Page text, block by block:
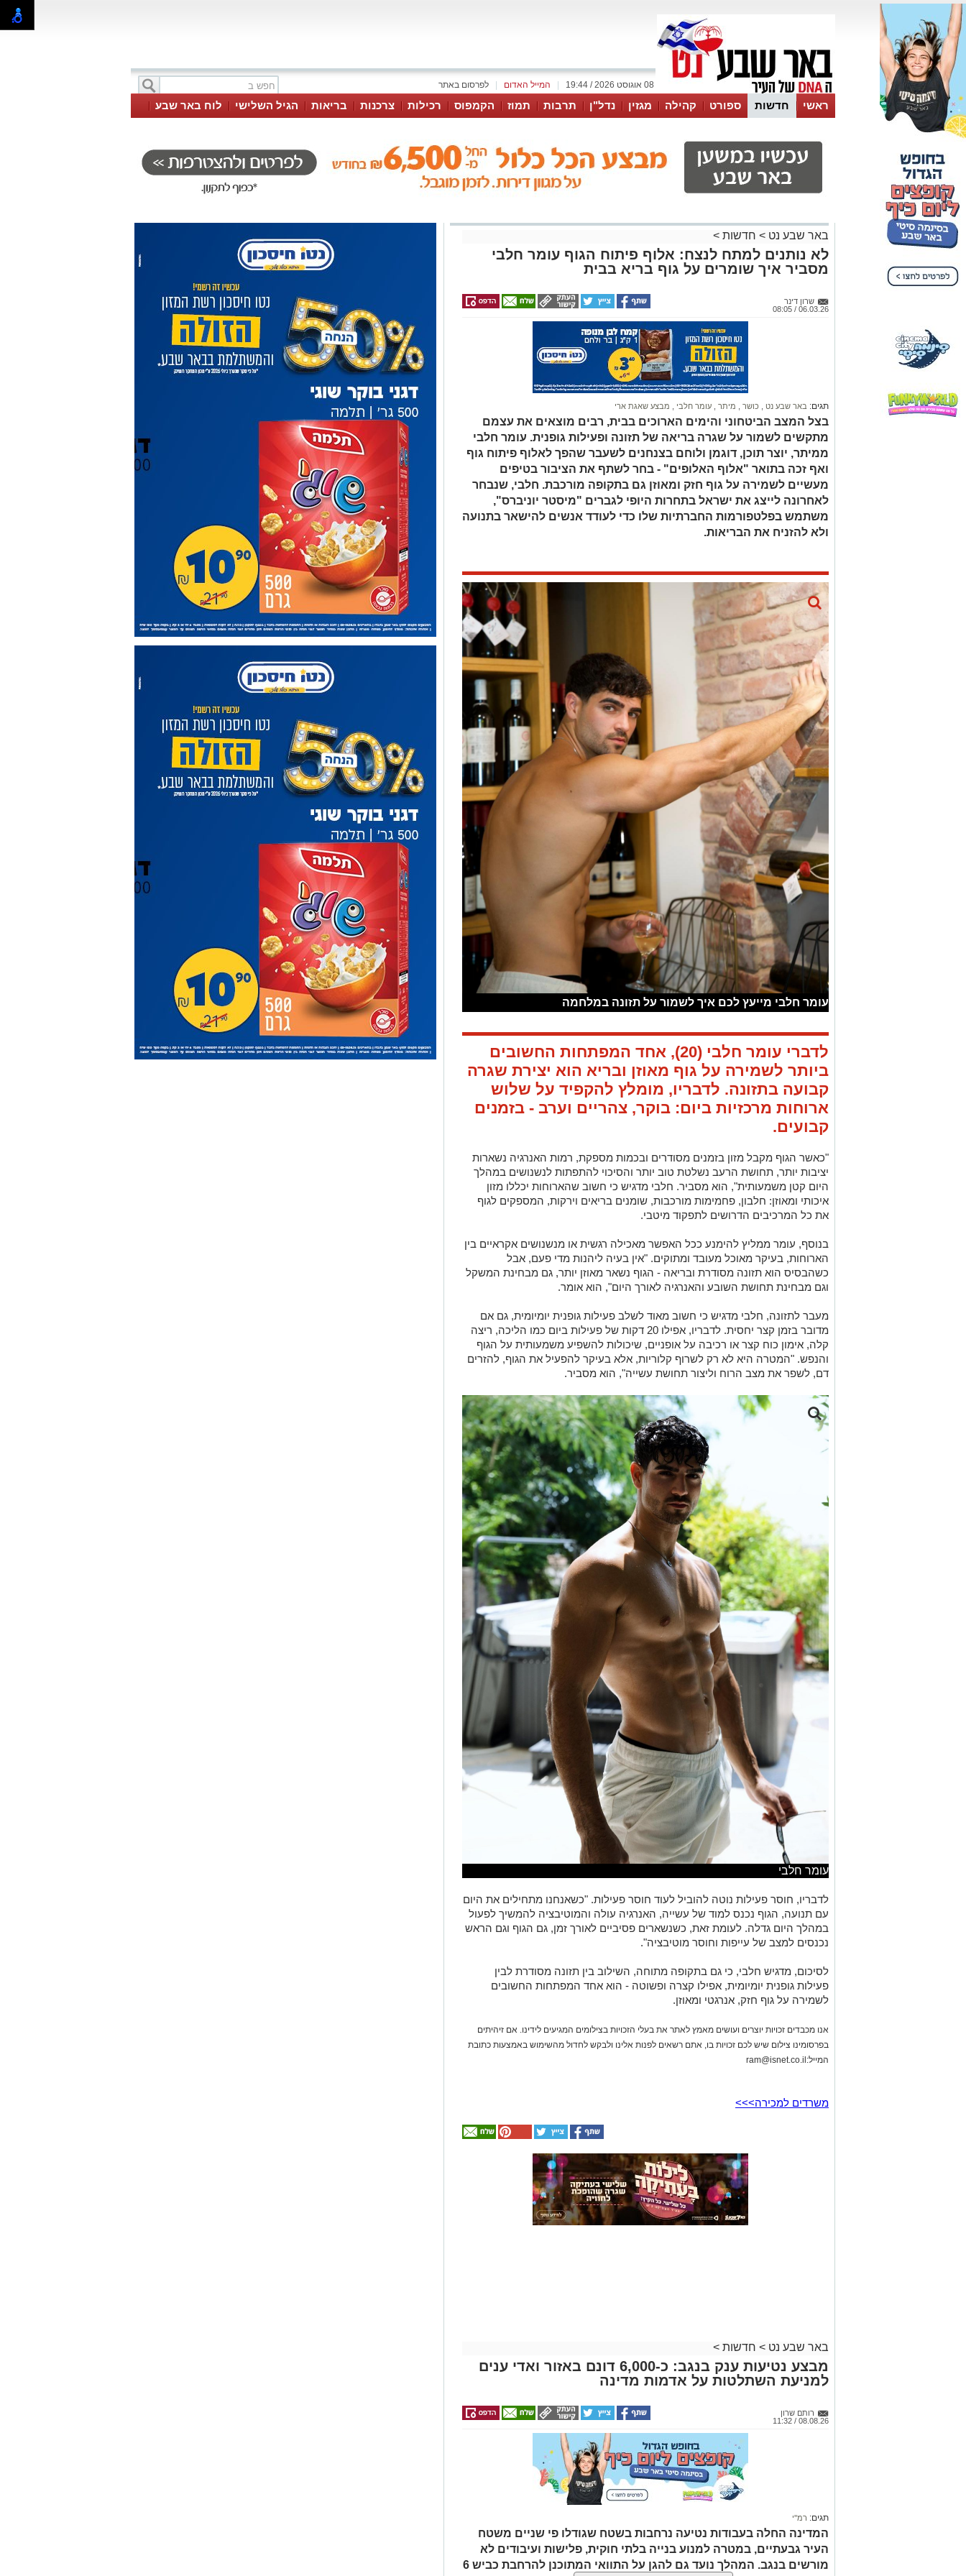
לפרסום באתר המייל האדום 08 אוגוסט 2026 / 19:44
ראשי חדשות ספורט קהילה מגזין נדל"ן תרבות תמוז הקמפוס רכילות צרכנות בריאות הגיל השלישי
לוח באר שבע
באר שבע נט > חדשות >
לא נותנים למתח לנצח: אלוף פיתוח הגוף עומר חלבי
מסביר איך שומרים על גוף בריא בבית
שרון דינר
06.03.26 / 08:05
תגים: באר שבע נט כושר מיתר עומר חלבי מבצע שאגת ארי
בצל המצב הביטחוני והימים הארוכים בבית, רבים מוצאים את עצמם
מתקשים לשמור על שגרה בריאה של תזונה ופעילות גופנית. עומר חלבי
ממיתר, יוצר תוכן, דוגמן ולוחם בצנחנים לשעבר שהפך לאלוף פיתוח גוף
ואף זכה בתואר "אלוף האלופים" - בחר לשתף את הציבור בטיפים
מעשיים לשמירה על גוף חזק ומאוזן גם בתקופה מורכבת. חלבי, שנבחר
לאחרונה לייצג את ישראל בתחרות היופי לגברים "מיסטר יוניברס",
משתמש בפלטפורמות החברתיות שלו כדי לעודד אנשים להישאר בתנועה
ולא להזניח את הבריאות.
עומר חלבי מייעץ לכם איך לשמור על תזונה במלחמה
לדברי עומר חלבי (20), אחד המפתחות החשובים
ביותר לשמירה על גוף מאוזן ובריא הוא יצירת שגרה
קבועה בתזונה. לדבריו, מומלץ להקפיד על שלוש
ארוחות מרכזיות ביום: בוקר, צהריים וערב - בזמנים
קבועים.
"כאשר הגוף מקבל מזון בזמנים מסודרים ובכמות מספקת, רמות האנרגיה נשארות
יציבות יותר, תחושת הרעב נשלטת טוב יותר והסיכוי להתפתות לנשנושים במהלך
היום קטן משמעותית", הוא מסביר. חלבי מדגיש כי חשוב שהארוחות יכללו מזון
איכותי ומאוזן: חלבון, פחמימות מורכבות, שומנים בריאים וירקות, המספקים לגוף
את כל המרכיבים הדרושים לתפקוד מיטבי.
בנוסף, עומר ממליץ להימנע ככל האפשר מאכילה רגשית או מנשנושים אקראיים בין
הארוחות, בעיקר מאוכל מעובד ומתוקים. "אין בעיה ליהנות מדי פעם, אבל
כשהבסיס הוא תזונה מסודרת ובריאה - הגוף נשאר מאוזן יותר, גם מבחינת המשקל
וגם מבחינת תחושת השובע והאנרגיה לאורך היום", הוא אומר.
מעבר לתזונה, חלבי מדגיש כי חשוב מאוד לשלב פעילות גופנית יומיומית, גם אם
מדובר בזמן קצר יחסית. לדבריו, אפילו 20 דקות של פעילות ביום כמו הליכה, ריצה
קלה, אימון כוח קצר או רכיבה על אופניים, שיכולות להשפיע משמעותית על הגוף
והנפש. "המטרה היא לא רק לשרוף קלוריות, אלא בעיקר להפעיל את הגוף, להזרים
דם, לשפר את מצב הרוח וליצור תחושת עשייה", הוא מסביר.
עומר חלבי
לדבריו, חוסר פעילות נוטה להוביל לעוד חוסר פעילות. "כשאנחנו מתחילים את היום
עם תנועה, הגוף נכנס למוד של עשייה, האנרגיה עולה והמוטיבציה להמשיך לפעול
במהלך היום גדלה. לעומת זאת, כשנשארים פסיביים לאורך זמן, גם הגוף וגם הראש
נכנסים למצב של עייפות וחוסר מוטיבציה".
לסיכום, מדגיש חלבי, כי גם בתקופה מתוחה, השילוב בין תזונה מסודרת לבין
פעילות גופנית יומיומית, אפילו קצרה ופשוטה - הוא אחד המפתחות החשובים
לשמירה על גוף חזק, אנרגטי ומאוזן.
אנו מכבדים זכויות יוצרים ועושים מאמץ לאתר את בעלי הזכויות בצילומים המגיעים לידינו. אם זיהיתים
בפרסומינו צילום שיש לכם זכויות בו, אתם רשאים לפנות אלינו ולבקש לחדול מהשימוש באמצעות כתובת
המייל: ram@isnet.co.il
משרדים למכירה>>>
באר שבע נט > חדשות >
מבצע נטיעות ענק בנגב: כ-6,000 דונם באזור ואדי ענים
למניעת השתלטות על אדמות מדינה
רותם שרון
08.08.26 / 11:32
תגים: רמ''י
המדינה החלה בעבודות נטיעה נרחבות בשטח שגודלו פי שניים משטח
העיר גבעתיים, במטרה למנוע בנייה בלתי חוקית, פלישות ועיבודים לא
מורשים בנגב. המהלך נועד גם להגן על התוואי המתוכנן להרחבת כביש 6